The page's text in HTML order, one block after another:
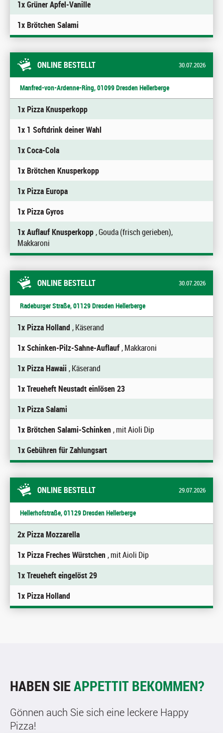
1x Grüner Apfel-Vanille
1x Brötchen Salami
ONLINE BESTELLT 30.07.2026
Manfred-von-Ardenne-Ring, 01099 Dresden Hellerberge
1x Pizza Knusperkopp
1x 1 Softdrink deiner Wahl
1x Coca-Cola
1x Brötchen Knusperkopp
1x Pizza Europa
1x Pizza Gyros
1x Auflauf Knusperkopp, Gouda (frisch gerieben),
Makkaroni
ONLINE BESTELLT 30.07.2026
Radeburger Straße, 01129 Dresden Hellerberge
1x Pizza Holland , Käserand
1x Schinken-Pilz-Sahne-Auflauf, Makkaroni
1x Pizza Hawaii , Käserand
1x Treueheft Neustadt einlösen 23
1x Pizza Salami
1x Brötchen Salami-Schinken, mit Aioli Dip
1x Gebühren für Zahlungsart
ONLINE BESTELLT 29.07.2026
Hellerhofstraße, 01129 Dresden Hellerberge
2x Pizza Mozzarella
1x Pizza Freches Würstchen, mit Aioli Dip
1x Treueheft eingelöst 29
1x Pizza Holland
HABEN SIEAPPETTIT BEKOMMEN?
Gönnen auch Sie sich eine leckere Happy
Pizza!